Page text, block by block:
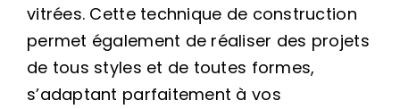
vitrées. Cette technique de construction
permet également de réaliser des projets
de tous styles et de toutes formes,
s’adaptant parfaitement à vos